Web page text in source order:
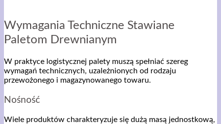
Wymagania Techniczne Stawiane
Paletom Drewnianym
W praktyce logistycznej palety muszą spełniać szereg
wymagań technicznych, uzależnionych od rodzaju
przewożonego i magazynowanego towaru.
Nośność
Wiele produktów charakteryzuje się dużą masą jednostkową,